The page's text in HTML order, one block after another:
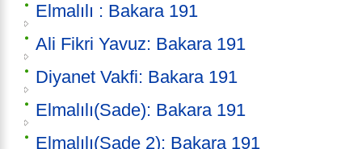
Elmalılı : Bakara 191
Ali Fikri Yavuz: Bakara 191
Diyanet Vakfi: Bakara 191
Elmalılı(Sade): Bakara 191
Elmalılı(Sade 2): Bakara 191